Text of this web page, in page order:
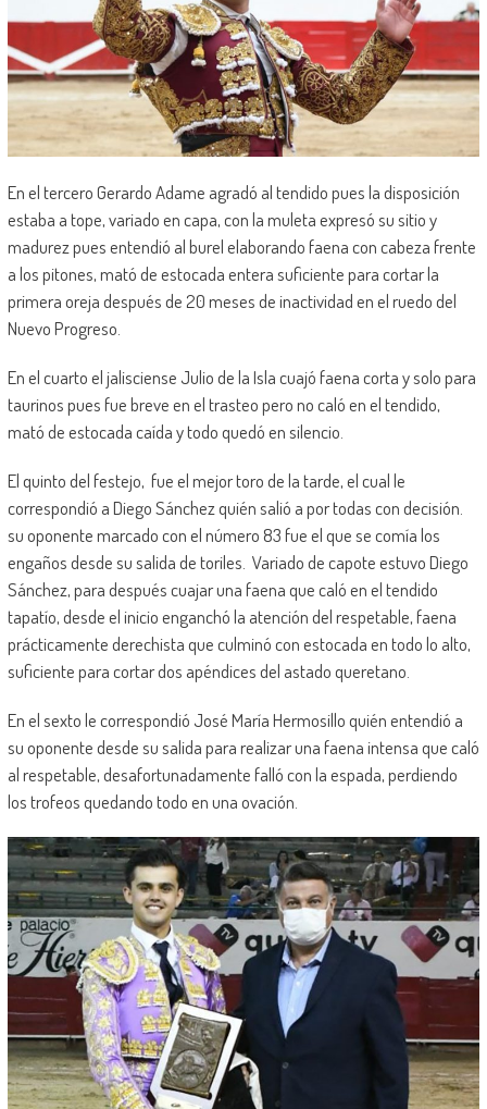
En el tercero Gerardo Adame agradó al tendido pues la disposición
estaba a tope, variado en capa, con la muleta expresó su sitio y
madurez pues entendió al burel elaborando faena con cabeza frente
a los pitones, mató de estocada entera suficiente para cortar la
primera oreja después de 20 meses de inactividad en el ruedo del
Nuevo Progreso.
En el cuarto el jalisciense Julio de la Isla cuajó faena corta y solo para
taurinos pues fue breve en el trasteo pero no caló en el tendido,
mató de estocada caída y todo quedó en silencio.
El quinto del festejo, fue el mejor toro de la tarde, el cual le
correspondió a Diego Sánchez quién salió a por todas con decisión.
su oponente marcado con el número 83 fue el que se comía los
engaños desde su salida de toriles. Variado de capote estuvo Diego
Sánchez, para después cuajar una faena que caló en el tendido
tapatío, desde el inicio enganchó la atención del respetable, faena
prácticamente derechista que culminó con estocada en todo lo alto,
suficiente para cortar dos apéndices del astado queretano.
En el sexto le correspondió José María Hermosillo quién entendió a
su oponente desde su salida para realizar una faena intensa que caló
al respetable, desafortunadamente falló con la espada, perdiendo
los trofeos quedando todo en una ovación.